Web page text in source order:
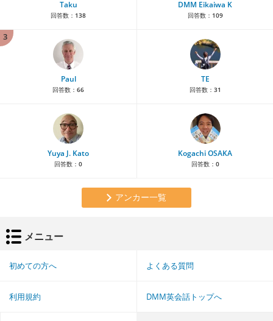
Taku
回答数： 138
DMM Eikaiwa K
回答数： 109
3
Paul
回答数： 66
TE
回答数： 31
Yuya J. Kato
回答数： 0
Kogachi OSAKA
回答数： 0
アンカー一覧
メニュー
初めての方へ よくある質問
利用規約 DMM英会話トップへ